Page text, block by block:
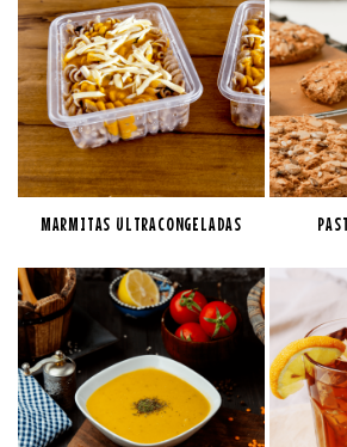
MARMITAS ULTRACONGELADAS